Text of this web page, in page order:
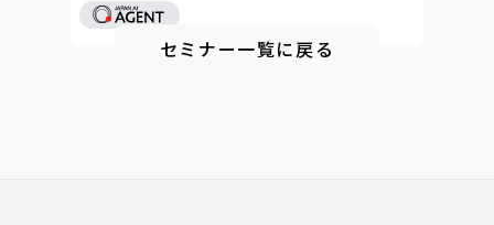
セミナー一覧に戻る